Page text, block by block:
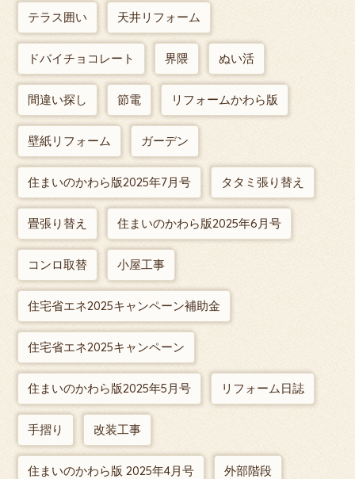
テラス囲い 天井リフォーム
ドバイチョコレート 界隈 ぬい活
間違い探し 節電 リフォームかわら版
壁紙リフォーム ガーデン
住まいのかわら版2025年7月号 タタミ張り替え
畳張り替え 住まいのかわら版2025年6月号
コンロ取替 小屋工事
住宅省エネ2025キャンペーン補助金
住宅省エネ2025キャンペーン
住まいのかわら版2025年5月号 リフォーム日誌
手摺り 改装工事
住まいのかわら版 2025年4月号 外部階段